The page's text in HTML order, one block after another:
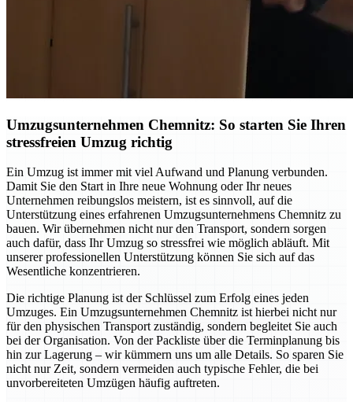
Umzugsunternehmen Chemnitz: So starten Sie Ihren
stressfreien Umzug richtig
Ein Umzug ist immer mit viel Aufwand und Planung verbunden.
Damit Sie den Start in Ihre neue Wohnung oder Ihr neues
Unternehmen reibungslos meistern, ist es sinnvoll, auf die
Unterstützung eines erfahrenen Umzugsunternehmens Chemnitz zu
bauen. Wir übernehmen nicht nur den Transport, sondern sorgen
auch dafür, dass Ihr Umzug so stressfrei wie möglich abläuft. Mit
unserer professionellen Unterstützung können Sie sich auf das
Wesentliche konzentrieren.
Die richtige Planung ist der Schlüssel zum Erfolg eines jeden
Umzuges. Ein Umzugsunternehmen Chemnitz ist hierbei nicht nur
für den physischen Transport zuständig, sondern begleitet Sie auch
bei der Organisation. Von der Packliste über die Terminplanung bis
hin zur Lagerung – wir kümmern uns um alle Details. So sparen Sie
nicht nur Zeit, sondern vermeiden auch typische Fehler, die bei
unvorbereiteten Umzügen häufig auftreten.